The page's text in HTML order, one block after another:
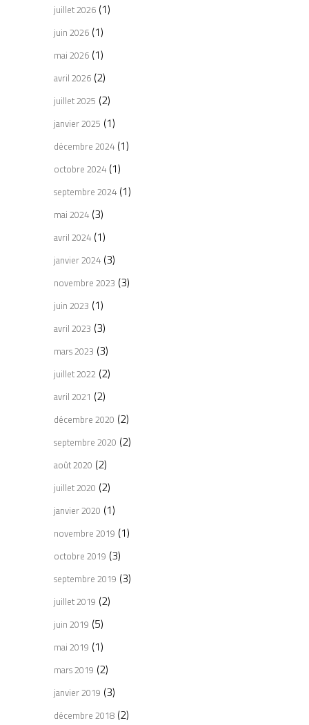
juillet 2026(1)
juin 2026(1)
mai 2026(1)
avril 2026(2)
juillet 2025 (2)
janvier 2025 (1)
décembre 2024(1)
octobre 2024(1)
septembre 2024(1)
mai 2024(3)
avril 2024(1)
janvier 2024(3)
novembre 2023 (3)
juin 2023 (1)
avril 2023 (3)
mars 2023 (3)
juillet 2022 (2)
avril 2021 (2)
décembre 2020 (2)
septembre 2020 (2)
août 2020 (2)
juillet 2020 (2)
janvier 2020 (1)
novembre 2019 (1)
octobre 2019 (3)
septembre 2019 (3)
juillet 2019 (2)
juin 2019 (5)
mai 2019 (1)
mars 2019 (2)
janvier 2019 (3)
décembre 2018(2)